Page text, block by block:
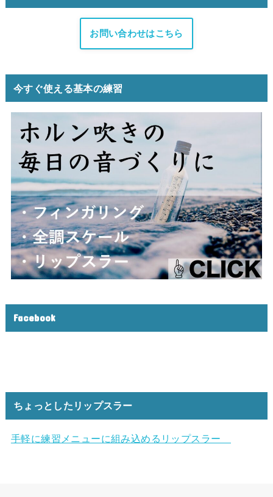
お問い合わせはこちら
今すぐ使える基本の練習
Facebook
ちょっとしたリップスラー
手軽に練習メニューに組み込めるリップスラー